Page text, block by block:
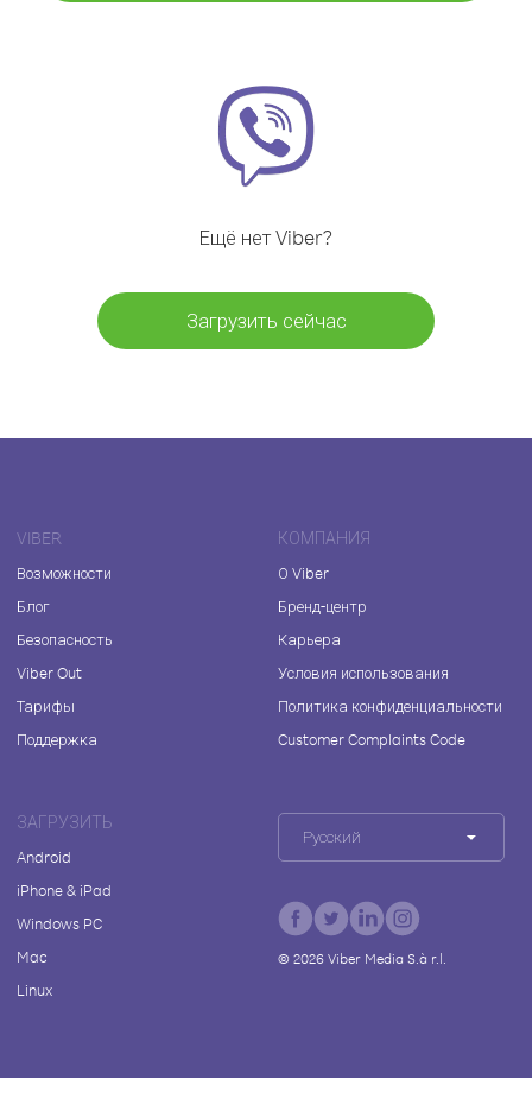
Ещё нет Viber?
Загрузить сейчас
VIBER
Возможности
Блог
Безопасность
Viber Out
Тарифы
Поддержка
КОМПАНИЯ
О Viber
Бренд-центр
Карьера
Условия использования
Политика конфиденциальности
Customer Complaints Code
ЗАГРУЗИТЬ
Android
iPhone & iPad
Windows PC
Mac
Linux
Русский
© 2026Viber Media S.à r.l.